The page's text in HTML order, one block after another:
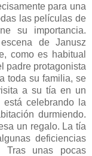
para una
las películas de
su importancia.
de Janusz
como es habitual
padre protagonista
toda su familia, se
a su tía en un
celebrando la
durmiendo.
un regalo. La tía
deficiencias
Tras unas pocas